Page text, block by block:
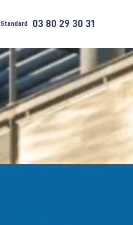
Standard 03 80 29 30 31